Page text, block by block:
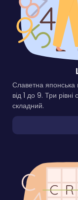
Славетна японська
від 1 до 9. Три
складний.